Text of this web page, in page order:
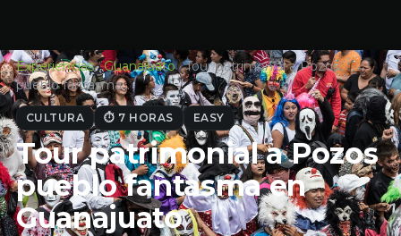
Experiencias · Guanajuato · Tour patrimonial a Pozos
pueblo fantasma…
CULTURA ⏱ 7 HORAS EASY
Tour patrimonial a Pozos
pueblo fantasma en
Guanajuato